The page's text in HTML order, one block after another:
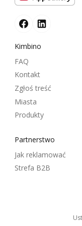
Kimbino
FAQ
Kontakt
Zgłoś treść
Miasta
Produkty
Partnerstwo
Jak reklamować
Strefa B2B